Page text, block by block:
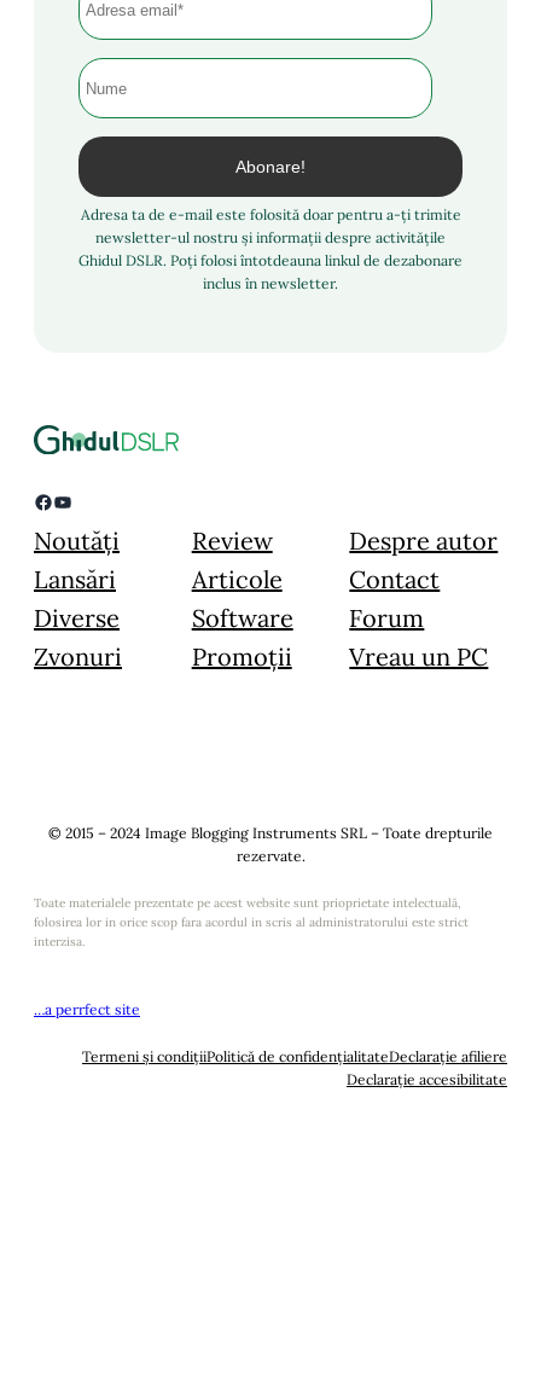
Adresa ta de e-mail este folosită doar pentru a-ți trimite
newsletter-ul nostru și informații despre activitățile
Ghidul DSLR. Poți folosi întotdeauna linkul de dezabonare
inclus în newsletter.
Facebook YouTube
Noutăți
Lansări
Diverse
Zvonuri
Review
Articole
Software
Promoții
Despre autor
Contact
Forum
Vreau un PC
© 2015 – 2024 Image Blogging Instruments SRL – Toate drepturile
rezervate.
Toate materialele prezentate pe acest website sunt prioprietate intelectuală,
folosirea lor in orice scop fara acordul in scris al administratorului este strict
interzisa.
…a perrfect site
Termeni și condițiiPolitică de confidențialitateDeclarație afiliere
Declarație accesibilitate